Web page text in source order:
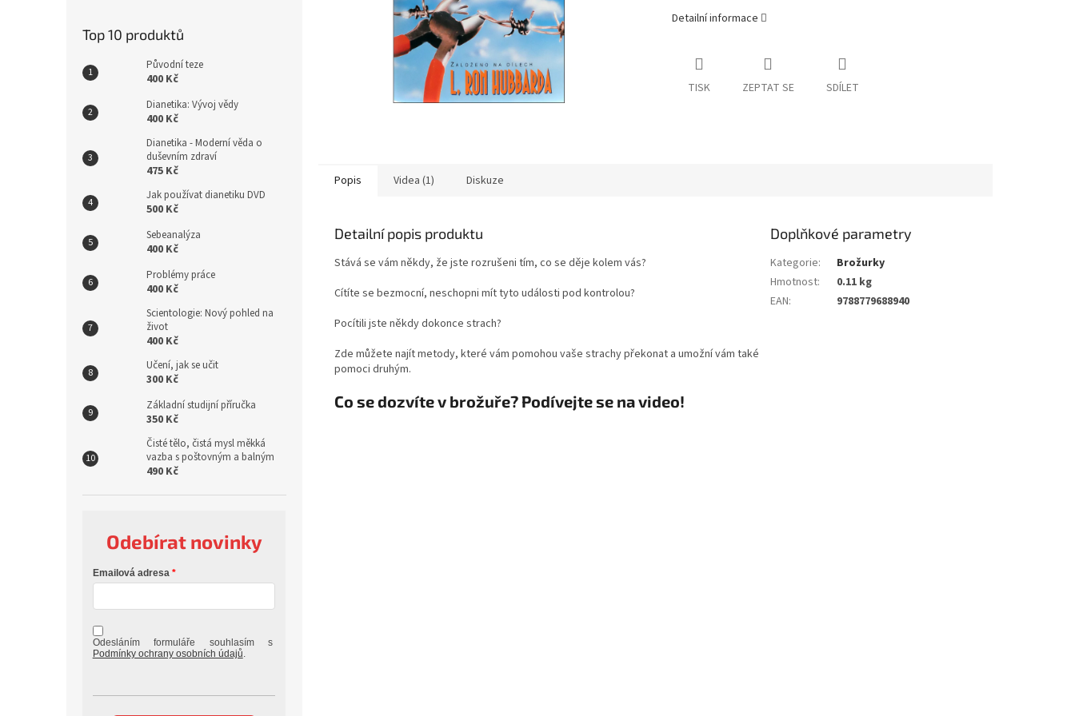
Top 10 produktů
Původní teze
400 Kč
Dianetika: Vývoj vědy
400 Kč
Dianetika - Moderní věda o
duševním zdraví
475 Kč
Jak používat dianetiku DVD
500 Kč
Sebeanalýza
400 Kč
Problémy práce
400 Kč
Scientologie: Nový pohled na
život
400 Kč
Učení, jak se učit
300 Kč
Základní studijní příručka
350 Kč
Čisté tělo, čistá mysl měkká
vazba s poštovným a balným
490 Kč
Odebírat novinky
Emailová adresa
Odesláním formuláře souhlasím s
Podmínky ochrany osobních údajů.
Detailní informace
TISK ZEPTAT SE SDÍLET
Popis Videa (1) Diskuze
Detailní popis produktu
Stává se vám někdy, že jste rozrušeni tím, co se děje kolem vás?
Cítíte se bezmocní, neschopni mít tyto události pod kontrolou?
Pocítili jste někdy dokonce strach?
Zde můžete najít metody, které vám pomohou vaše strachy překonat a umožní vám také
pomoci druhým.
Co se dozvíte v brožuře? Podívejte se na video!
Doplňkové parametry
Kategorie:
Brožurky
Hmotnost:
0.11 kg
EAN: 9788779688940